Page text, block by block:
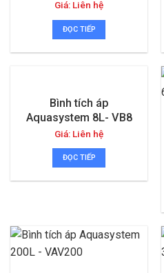
Giá: Liên hệ
ĐỌC TIẾP
Bình tích áp
Aquasystem 8L- VB8
Giá: Liên hệ
ĐỌC TIẾP